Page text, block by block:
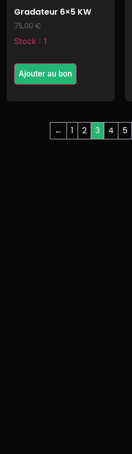
Gradateur 6×5 KW
75,00€
Stock : 1
Ajouter au bon
← 1 2 3 4 5